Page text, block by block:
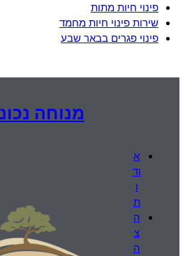
פינוי חיות מתות
שירות פינוי חיות מחמד
פינוי פגרים בבאר שבע
מנוחה
א
וד
ו
ת
ה
צ
ה